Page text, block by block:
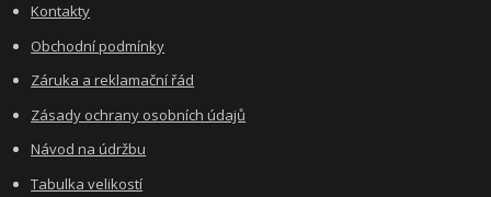
Kontakty
Obchodní podmínky
Záruka a reklamační řád
Zásady ochrany osobních údajů
Návod na údržbu
Tabulka velikostí